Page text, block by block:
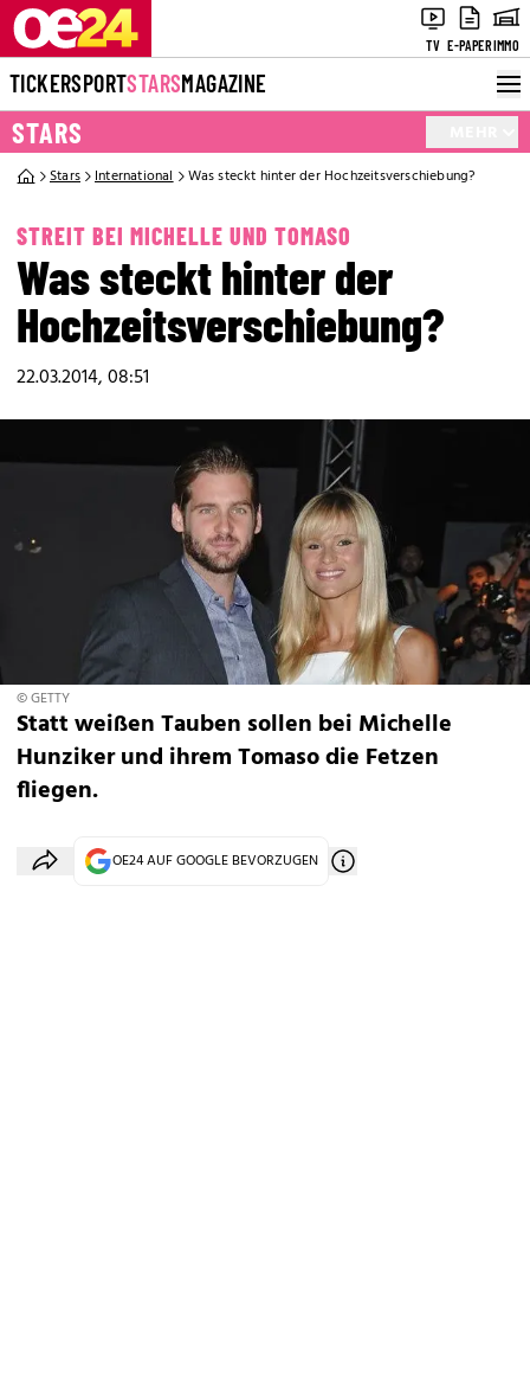
TV E-PAPERIMMO
TICKERSPORTSTARSMAGAZINE
STARS
Stars International Was steckt hinter der Hochzeitsverschiebung?
STREIT BEI MICHELLE UND TOMASO
Was steckt hinter der
Hochzeitsverschiebung?
22.03.2014, 08:51
© GETTY
Statt weißen Tauben sollen bei Michelle
Hunziker und ihrem Tomaso die Fetzen
fliegen.
OE24 AUF GOOGLE BEVORZUGEN